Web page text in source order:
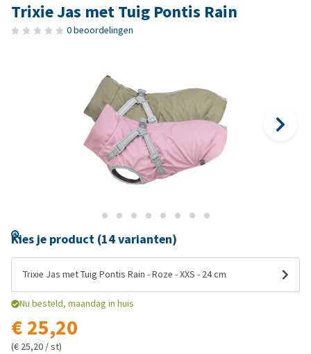
Trixie Jas met Tuig Pontis Rain
0 beoordelingen
Kies je product (14 varianten)
Trixie Jas met Tuig Pontis Rain - Roze - XXS - 24 cm
Nu besteld, maandag in huis
€ 25,20
(€ 25,20 / st)